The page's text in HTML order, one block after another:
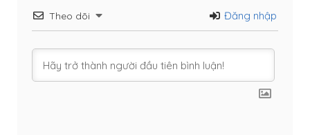
Theo dõi Đăng nhập